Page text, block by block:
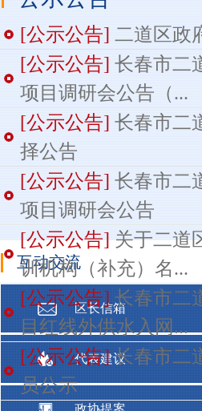
[公示公告] 二道区政
[公示公告] 长春市二
项目调研会公告（...
[公示公告] 长春市二
择公告
[公示公告] 长春市二
项目调研会公告
[公示公告] 关于二道
训机构（补充）名...
[公示公告] 长春市二
目红线外供水入网...
[公示公告] 长春市二
员公示
互动交流
区长信箱
代表建议